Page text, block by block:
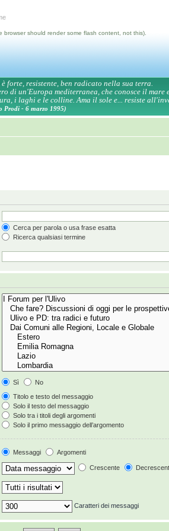
browser should render some flash content, not this).
forte, resistente, ben radicato nella sua terra.
di un'Europa mediterranea, che conosce il mare
i laghi e le colline. Ama il sole e... resiste
Prodi - 6 marzo 1995)
Cerca per parola o usa frase esatta
Ricerca qualsiasi termine
Sì
No
Titolo e testo del messaggio
Solo il testo del messaggio
Solo tra i titoli degli argomenti
Solo il primo messaggio dell’argomento
Messaggi
Argomenti
Crescente
Caratteri dei messaggi